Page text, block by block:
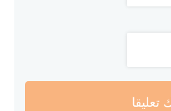
تعليقا